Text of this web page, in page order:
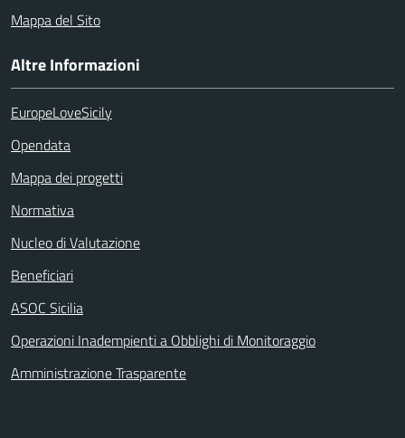
Mappa del Sito
Altre Informazioni
EuropeLoveSicily
Opendata
Mappa dei progetti
Normativa
Nucleo di Valutazione
Beneficiari
ASOC Sicilia
Operazioni Inadempienti a Obblighi di Monitoraggio
Amministrazione Trasparente